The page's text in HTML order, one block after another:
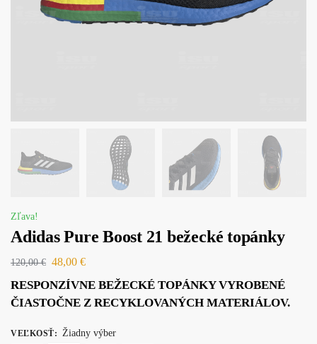
Zľava!
Adidas Pure Boost 21 bežecké topánky
120,00€ 48,00 €
RESPONZÍVNE BEŽECKÉ TOPÁNKY VYROBENÉ
ČIASTOČNE Z RECYKLOVANÝCH MATERIÁLOV.
VEĽKOSŤ: Žiadny výber